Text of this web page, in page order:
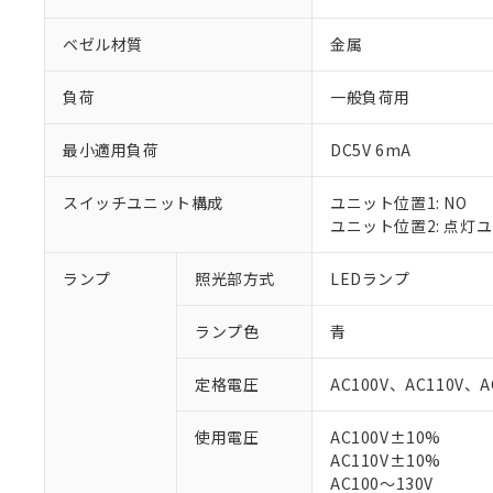
ベゼル材質 金属
負荷 一般負荷用
最小適用負荷 DC5V 6mA
スイッチユニット構成
ユニット位置1: NO
ユニット位置2: 点灯
ランプ 照光部方式 LEDランプ
ランプ色 青
定格電圧 AC100V、AC110V、
使用電圧
AC100V±10%
AC110V±10%
AC100～130V
ご利用条件
※1 対応状況
対応済み：EU
対応予定：EU
対応予定なし：
調査・確認中：
非該当品：ライセ
仕入先様の事情に
※1 中国